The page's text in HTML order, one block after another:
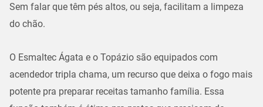
Sem falar que têm pés altos, ou seja, facilitam a limpeza
do chão.
O Esmaltec Ágata e o Topázio são equipados com
acendedor tripla chama, um recurso que deixa o fogo mais
potente pra preparar receitas tamanho família. Essa